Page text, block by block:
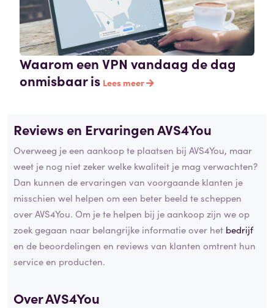
Waarom een VPN vandaag de dag
onmisbaar is Lees meer
Reviews en Ervaringen AVS4You
Overweeg je een aankoop te plaatsen bij AVS4You, maar
weet je nog niet zeker welke kwaliteit je mag verwachten?
Dan kunnen de ervaringen van voorgaande klanten je
misschien wel helpen om een beter beeld te scheppen
over AVS4You. Om je te helpen bij je aankoop zijn we op
zoek gegaan naar belangrijke informatie over het bedrijf
en de beoordelingen en reviews van klanten omtrent hun
service en producten.
Over AVS4You